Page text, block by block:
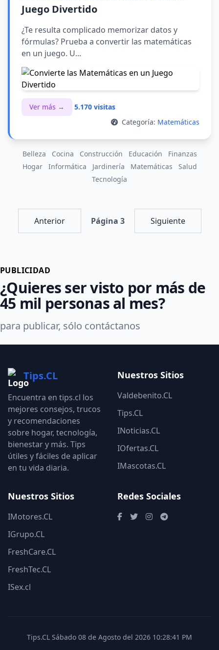
Juego Divertido
¿Te resulta complicado memorizar datos y
fórmulas? Prueba a convertir las matemáticas
en un juego. U...
Ver más →
5.170 visitas
Categoría: Matemáticas
Belleza Cocina Construcción Educación
Finanzas
Hogar
Informática Jardinería Matemáticas
Salud
Tecnología
Anterior Página 3 Siguiente
PUBLICIDAD
¿Quieres ser visto por más de
45 mil personas al mes?
para publicar, sólo contáctanos
Tips.CL
Encuentra en tips.cl los
mejores consejos, trucos
y recomendaciones
sobre hogar, tecnología,
bienestar y más. Tips
útiles y fáciles de aplicar
en tu vida diaria.
Nuestros Sitios
Valdebenito.CL
Tips.CL
INoticias.CL
IOfertas.CL
IMascotas.CL
Nuestros Sitios
IMotores.CL
IGrupo.CL
FreshCare.CL
FreshTec.CL
ISex.cl
Redes Sociales
Tips.CL Sábado 08 de Agosto del 2026 10:28:41 PM